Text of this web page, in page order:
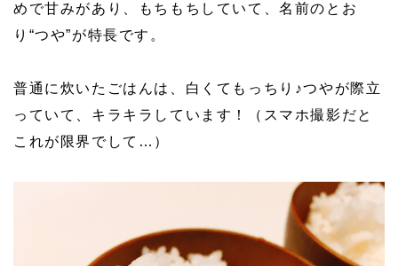
めで甘みがあり、もちもちしていて、名前のとお
り“つや”が特長です。
普通に炊いたごはんは、白くてもっちり♪つやが際立
っていて、キラキラしています！（スマホ撮影だと
これが限界でして…）